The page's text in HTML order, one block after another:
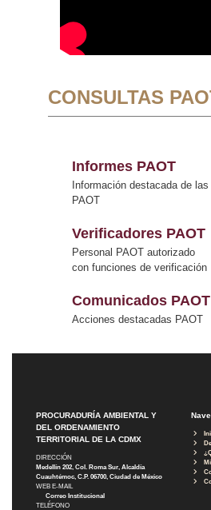
CONSULTAS
Informes PAOT
Información destacada de
PAOT
Verificadores PAOT
Personal PAOT autorizado
con funciones de verificación
Comunicados PAOT
Acciones destacadas PAOT
PROCURADURÍA AMBIENTAL Y
DEL ORDENAMIENTO
TERRITORIAL DE LA CDMX
DIRECCIÓN
Medellín 202, Col. Roma Sur, Alcaldía
Cuauhtémoc, C.P. 06700, Ciudad de México
WEB E-MAIL
Correo Institucional
TELÉFONO